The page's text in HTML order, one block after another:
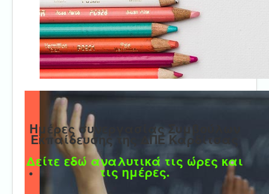
Τμήμα Δ'
Τμήμα E'
Επικοινωνία
Ημέρες συνεργασίας Συμβούλων
Εκπαίδευσης της ΔΠΕ Καρδίτσας
Δείτε εδώ αναλυτικά τις ώρες και
τις ημέρες.